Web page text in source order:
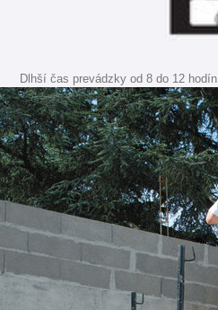
Dlhší čas prevádzky od 8 do 12 hodín.